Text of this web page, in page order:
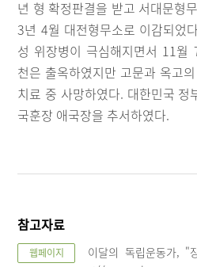
년 형 확정판결을 받고 서대문형
3년 4월 대전형무소로 이감되었
성 위장병이 극심해지면서 11월
천은 출옥하였지만 고문과 옥고
치료 중 사망하였다. 대한민국
국훈장 애국장을 추서하였다.
참고자료
웹페이지
이달의 독립운동가, "